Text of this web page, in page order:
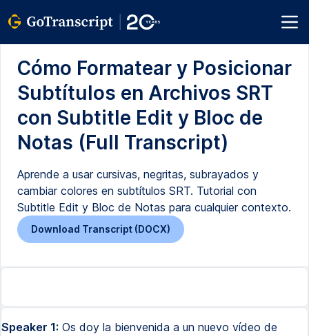
Cómo Formatear y Posicionar
Subtítulos en Archivos SRT
con Subtitle Edit y Bloc de
Notas (Full Transcript)
Aprende a usar cursivas, negritas, subrayados y
cambiar colores en subtítulos SRT. Tutorial con
Subtitle Edit y Bloc de Notas para cualquier contexto.
Download Transcript (DOCX)
Speaker 1: Os doy la bienvenida a un nuevo vídeo de